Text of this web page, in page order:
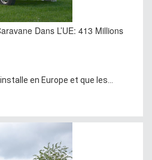
Dans L’UE: 413 Millions
en Europe et que les...